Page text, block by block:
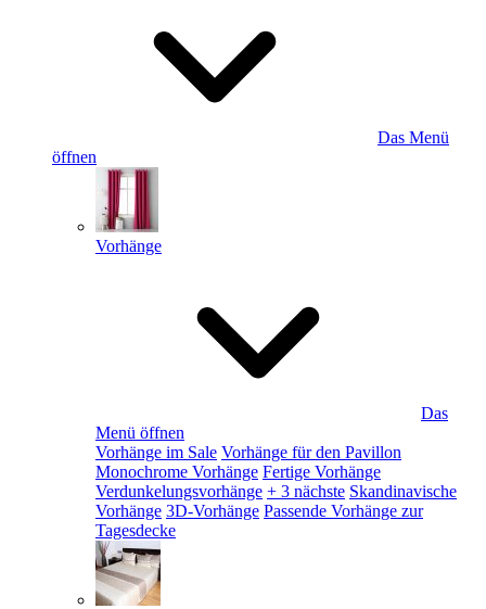
Das Menü
öffnen
Vorhänge
Das
Menü öffnen
Vorhänge im Sale Vorhänge für den Pavillon
Monochrome Vorhänge Fertige Vorhänge
Verdunkelungsvorhänge + 3 nächste Skandinavische
Vorhänge 3D-Vorhänge Passende Vorhänge zur
Tagesdecke